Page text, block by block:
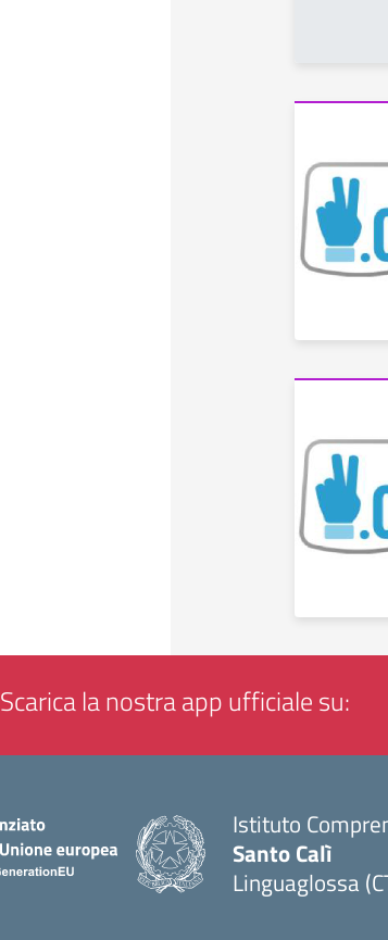
Scarica la nostra app ufficiale su:
Istituto
Santo Calì
Linguaglossa